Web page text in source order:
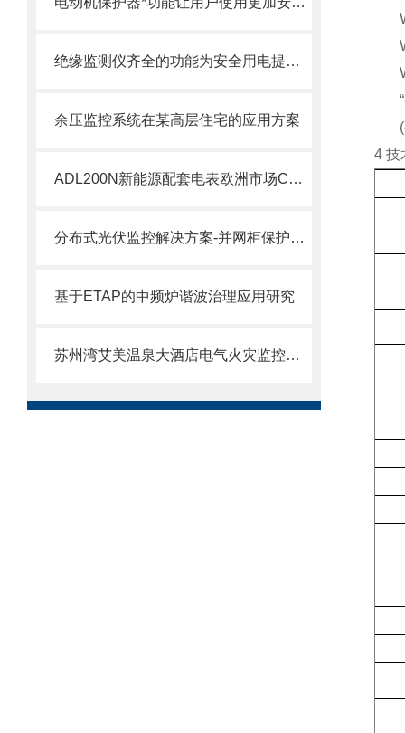
绝缘监测仪齐全的功能为安全用电提供有效保障
余压监控系统在某高层住宅的应用方案
ADL200N新能源配套电表欧洲市场CE/MID/UL证书
分布式光伏监控解决方案-并网柜保护装置
基于ETAP的中频炉谐波治理应用研究
苏州湾艾美温泉大酒店电气火灾监控系统的设计与应用
“
4 技